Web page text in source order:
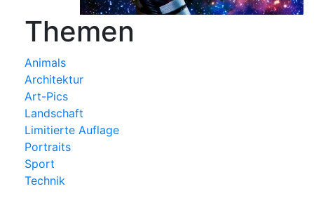
Themen
Animals
Architektur
Art-Pics
Landschaft
Limitierte Auflage
Portraits
Sport
Technik